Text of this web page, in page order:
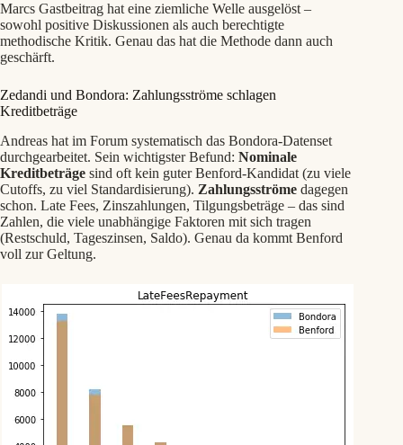
Marcs Gastbeitrag hat eine ziemliche Welle ausgelöst –
sowohl positive Diskussionen als auch berechtigte
methodische Kritik. Genau das hat die Methode dann auch
geschärft.
Zedandi und Bondora: Zahlungsströme schlagen
Kreditbeträge
Andreas hat im Forum systematisch das Bondora-Datenset
durchgearbeitet. Sein wichtigster Befund: Nominale
Kreditbeträge sind oft kein guter Benford-Kandidat (zu viele
Cutoffs, zu viel Standardisierung). Zahlungsströme dagegen
schon. Late Fees, Zinszahlungen, Tilgungsbeträge – das sind
Zahlen, die viele unabhängige Faktoren mit sich tragen
(Restschuld, Tageszinsen, Saldo). Genau da kommt Benford
voll zur Geltung.